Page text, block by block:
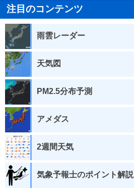
注目のコンテンツ
雨雲レーダー
天気図
PM2.5分布予測
アメダス
2週間天気
気象予報士のポイント解説